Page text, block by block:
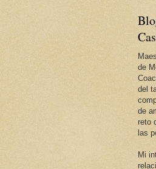
de
del
de
reto
las
Mi